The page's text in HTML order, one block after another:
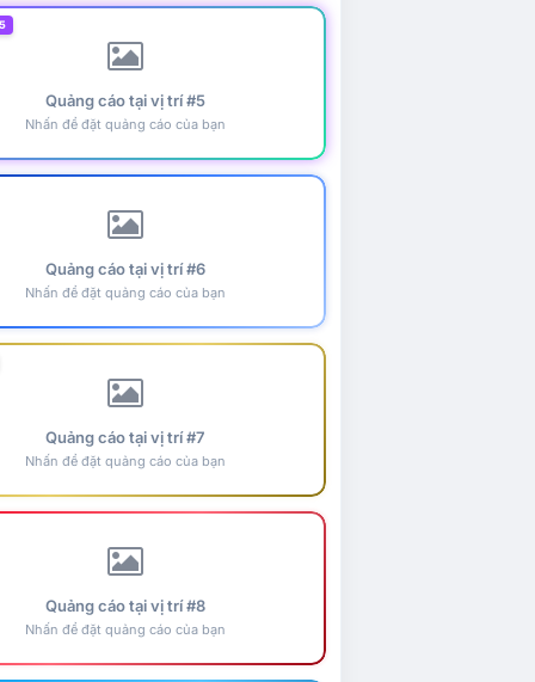
Quảng cáo tại vị trí #5
Nhấn để đặt quảng cáo của bạn
Quảng cáo tại vị trí #6
Nhấn để đặt quảng cáo của bạn
Quảng cáo tại vị trí #7
Nhấn để đặt quảng cáo của bạn
Quảng cáo tại vị trí #8
Nhấn để đặt quảng cáo của bạn